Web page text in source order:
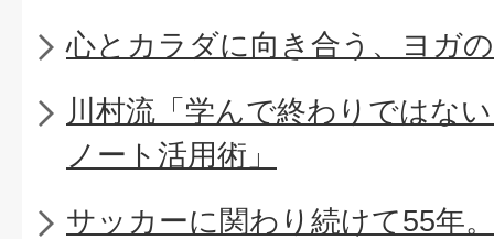
心とカラダに向き合う、ヨガ
川村流「学んで終わりではな
ノート活用術」
サッカーに関わり続けて55年